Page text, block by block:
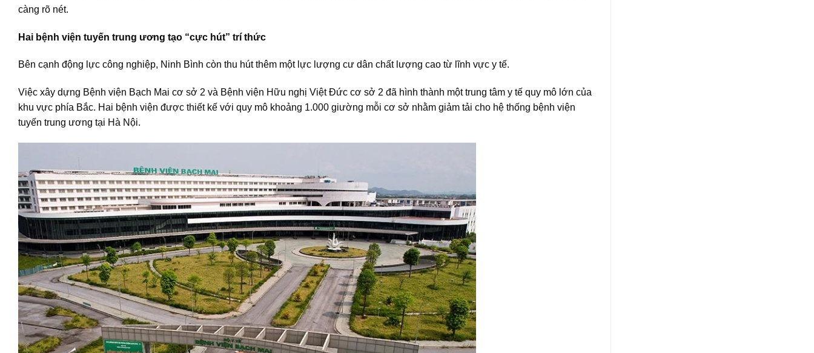
càng rõ nét.
Hai bệnh viện tuyến trung ương tạo “cực hút” trí thức
Bên cạnh động lực công nghiệp, Ninh Bình còn thu hút thêm một lực lượng cư dân chất lượng cao từ lĩnh vực y tế.
Việc xây dựng Bệnh viện Bạch Mai cơ sở 2 và Bệnh viện Hữu nghị Việt Đức cơ sở 2 đã hình thành một trung tâm y tế quy mô lớn của
khu vực phía Bắc. Hai bệnh viện được thiết kế với quy mô khoảng 1.000 giường mỗi cơ sở nhằm giảm tải cho hệ thống bệnh viện
tuyến trung ương tại Hà Nội.